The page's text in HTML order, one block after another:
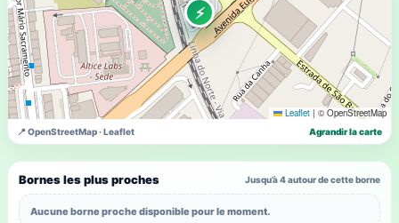
⚡
Leaflet | © OpenStreetMap
📍 OpenStreetMap · Leaflet Agrandir la carte
Bornes les plus proches Jusqu’à 4 autour de cette borne
Aucune borne proche disponible pour le moment.